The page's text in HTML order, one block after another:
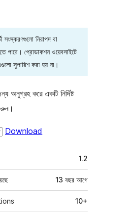
সংস্করণগুলো নিরাপদ বা
পারে। প্রোডাকশন ওয়েবসাইটে
সুপারিশ করা হয় না।
অনুগ্রহ করে একটি নির্দিষ্ট
Download
1.2
13 বছর আগে
10+